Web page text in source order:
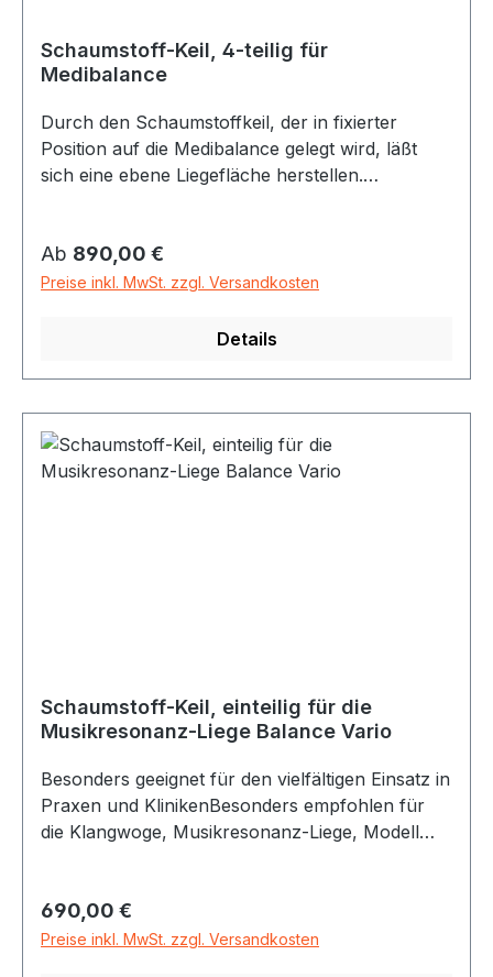
Schaumstoff-Keil, 4-teilig für
Medibalance
Durch den Schaumstoffkeil, der in fixierter
Position auf die Medibalance gelegt wird, läßt
sich eine ebene Liegefläche herstellen.
abklettbarer Armausschnitt und Nasenloch
Regulärer Preis:
Ab 890,00 €
Preise inkl. MwSt. zzgl. Versandkosten
Details
Schaumstoff-Keil, einteilig für die
Musikresonanz-Liege Balance Vario
Besonders geeignet für den vielfältigen Einsatz in
Praxen und KlinikenBesonders empfohlen für
die Klangwoge, Musikresonanz-Liege, Modell
Bezug ist aus desinfektionsmitteltauglichem
Kunstleder.Durch den Schaumstoffkeil, der in
Regulärer Preis:
690,00 €
Preise inkl. MwSt. zzgl. Versandkosten